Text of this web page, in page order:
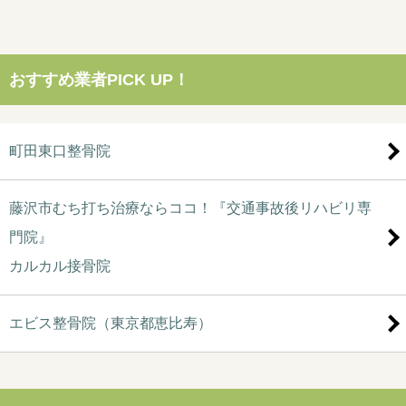
おすすめ業者PICK UP！
町田東口整骨院
藤沢市むち打ち治療ならココ！『交通事故後リハビリ専
門院』
カルカル接骨院
エビス整骨院（東京都恵比寿）